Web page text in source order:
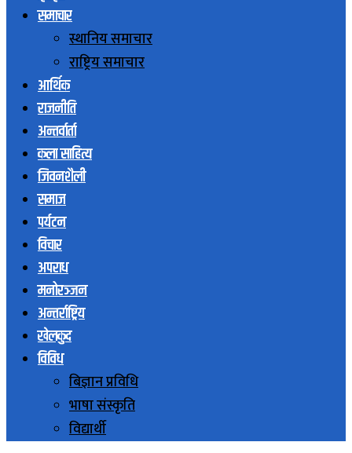
समाचार
स्थानिय समाचार
राष्ट्रिय समाचार
आर्थिक
राजनीति
अन्तर्वार्ता
कला साहित्य
जिवनशैली
समाज
पर्यटन
विचार
अपराध
मनोरञ्जन
अन्तर्राष्ट्रिय
खेलकुद
विविध
बिज्ञान प्रविधि
भाषा संस्कृति
विद्यार्थी